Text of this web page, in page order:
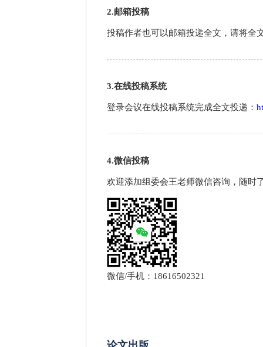
2.邮箱投稿
投稿作者也可以邮箱投递全文，请将全
3.在线投稿系统
登录会议在线投稿系统完成全文投递：
4.微信投稿
欢迎添加组委会王老师微信咨询，随时
微信/手机：18616502321